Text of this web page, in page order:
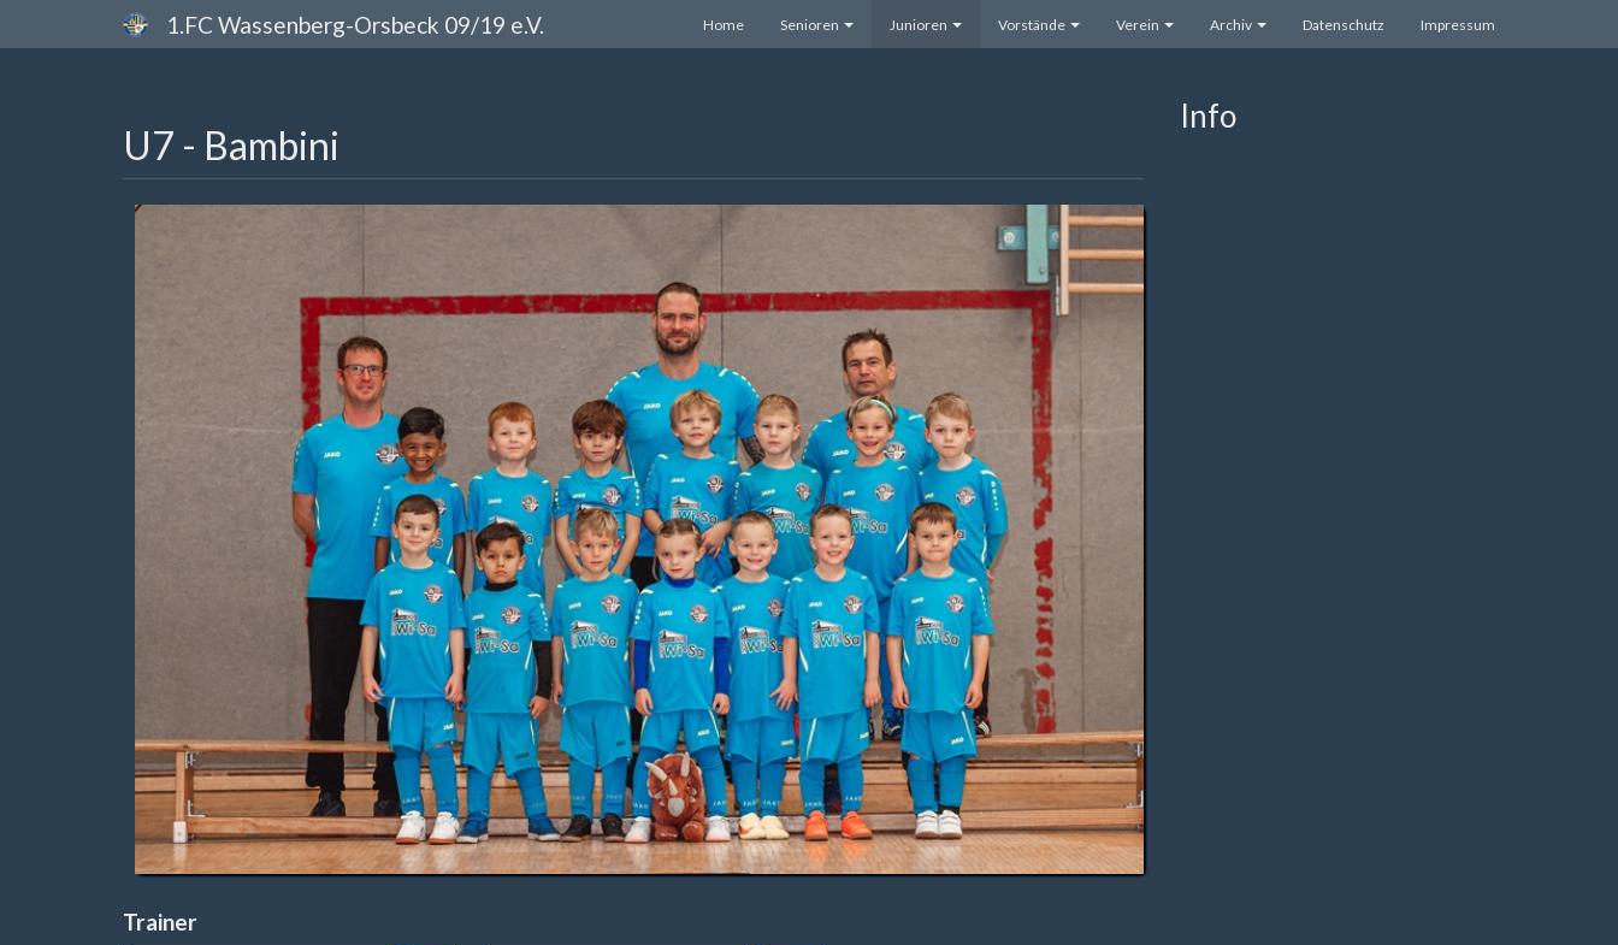
1.FC Wassenberg-Orsbeck 09/19 e.V. Home Senioren Junioren Vorstände Verein Archiv Datenschutz Impressum
U7 - Bambini
Trainer
Info